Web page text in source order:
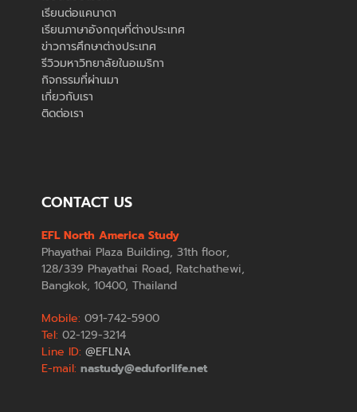
เรียนต่อแคนาดา
เรียนภาษาอังกฤษที่ต่างประเทศ
ข่าวการศึกษาต่างประเทศ
รีวิวมหาวิทยาลัยในอเมริกา
กิจกรรมที่ผ่านมา
เกี่ยวกับเรา
ติดต่อเรา
CONTACT US
EFL North America Study
Phayathai Plaza Building, 31th floor,
128/339 Phayathai Road, Ratchathewi,
Bangkok, 10400, Thailand
Mobile: 091-742-5900
Tel: 02-129-3214
Line ID: @EFLNA
E-mail: nastudy@eduforlife.net